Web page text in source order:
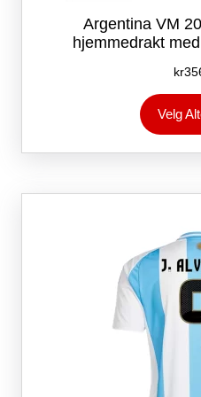
Argentina VM
hjemmedrakt
kr
Velg